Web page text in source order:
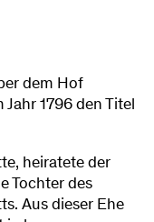
dem Hof
1796 den Titel
heiratete der
Tochter des
Aus dieser Ehe